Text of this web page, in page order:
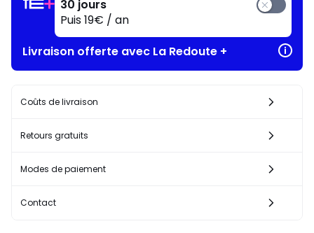
30 jours
Puis 19€ / an
Livraison offerte avec La Redoute +
Coûts de livraison
Retours gratuits
Modes de paiement
Contact